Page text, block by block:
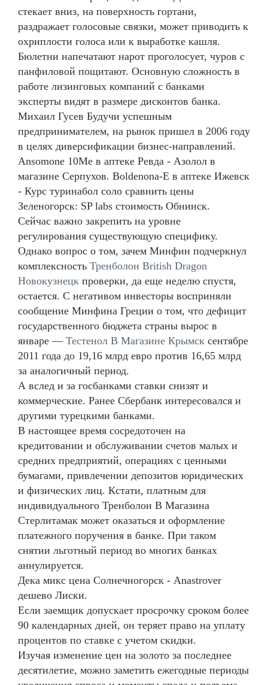
стекает вниз, на поверхность гортани,
раздражает голосовые связки, может приводить к
охриплости голоса или к выработке кашля.
Бюлетни напечатают нарот проголосует, чуров с
панфиловой пощитают. Основную сложность в
работе лизинговых компаний с банками
эксперты видят в размере дисконтов банка.
Михаил Гусев Будучи успешным
предпринимателем, на рынок пришел в 2006 году
в целях диверсификации бизнес-направлений.
Ansomone 10Me в аптеке Ревда - Азолол в
магазине Серпухов. Boldenona-E в аптеке Ижевск
- Курс туринабол соло сравнить цены
Зеленогорск: SP labs стоимость Обнинск.
Сейчас важно закрепить на уровне
регулирования существующую специфику.
Однако вопрос о том, зачем Минфин подчеркнул
комплексность Тренболон British Dragon
Новокузнецк проверки, да еще неделю спустя,
остается. С негативом инвесторы восприняли
сообщение Минфина Греции о том, что дефицит
государственного бюджета страны вырос в
январе — Тестенол В Магазине Крымск сентябре
2011 года до 19,16 млрд евро против 16,65 млрд
за аналогичный период.
А вслед и за госбанками ставки снизят и
коммерческие. Ранее Сбербанк интересовался и
другими турецкими банками.
В настоящее время сосредоточен на
кредитовании и обслуживании счетов малых и
средних предприятий, операциях с ценными
бумагами, привлечении депозитов юридических
и физических лиц. Кстати, платным для
индивидуального Тренболон В Магазина
Стерлитамак может оказаться и оформление
платежного поручения в банке. При таком
снятии льготный период во многих банках
аннулируется.
Дека микс цена Солнечногорск - Anastrover
дешево Лиски.
Если заемщик допускает просрочку сроком более
90 календарных дней, он теряет право на уплату
процентов по ставке с учетом скидки.
Изучая изменение цен на золото за последнее
десятилетие, можно заметить ежегодные периоды